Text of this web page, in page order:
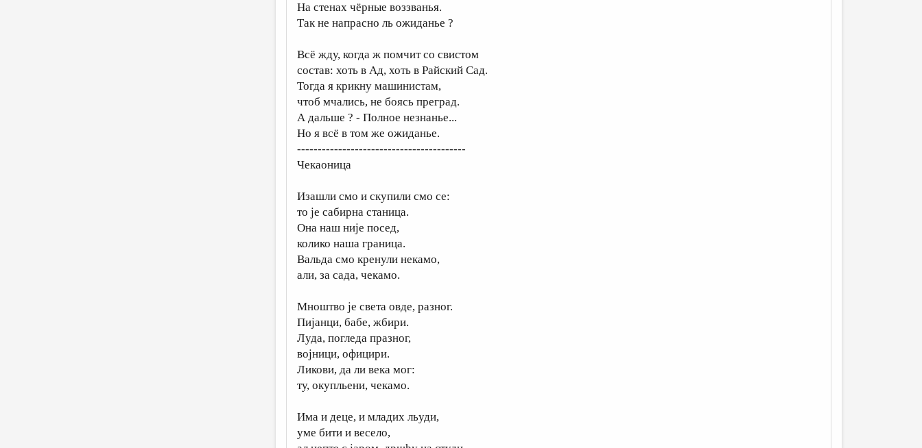
На стенах чёрные воззванья.
Так не напрасно ль ожиданье ?
Всё жду, когда ж помчит со свистом
состав: хоть в Ад, хоть в Райский Сад.
Тогда я крикну машинистам,
чтоб мчались, не боясь преград.
А дальше ? - Полное незнанье...
Но я всё в том же ожиданье.
-----------------------------------------
Чекаоница
Изашли смо и скупили смо се:
то је сабирна станица.
Она наш није посед,
колико наша граница.
Вальда смо кренули некамо,
али, за сада, чекамо.
Мноштво је света овде, разног.
Пијанци, бабе, жбири.
Луда, погледа празног,
војници, официри.
Ликови, да ли века мог:
ту, окупльени, чекамо.
Има и деце, и младих льуди,
уме бити и весело,